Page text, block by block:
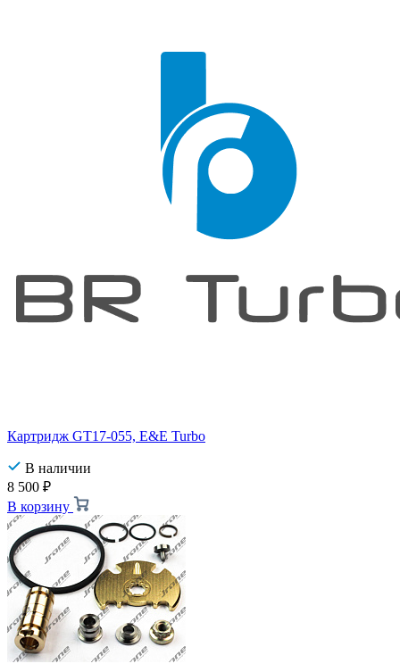
Картридж GT17-055, E&E Turbo
В наличии
8 500 ₽
В корзину